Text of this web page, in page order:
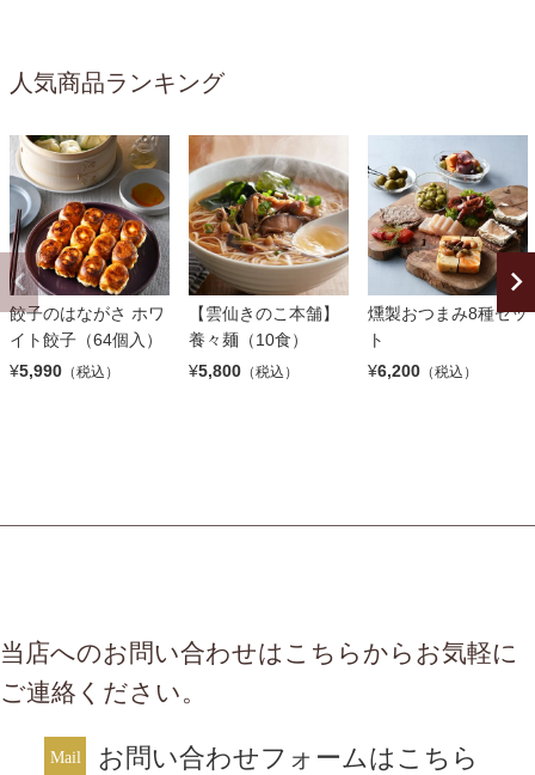
人気商品ランキング
餃子のはながさ ホワ
イト餃子（64個入）
¥5,990 （税込）
【雲仙きのこ本舗】
養々麺（10食）
¥5,800 （税込）
燻製おつまみ8種セッ
ト
¥6,200 （税込）
当店へのお問い合わせはこちらからお気軽に
ご連絡ください。
お問い合わせフォームはこちら